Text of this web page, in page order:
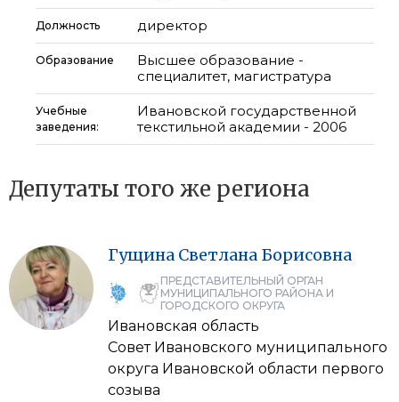
Должность директор
Образование
Высшее образование -
специалитет, магистратура
Учебные
заведения:
Ивановской государственной
текстильной академии - 2006
Депутаты того же региона
Гущина Светлана Борисовна
ПРЕДСТАВИТЕЛЬНЫЙ ОРГАН
МУНИЦИПАЛЬНОГО РАЙОНА И
ГОРОДСКОГО ОКРУГА
Ивановская область
Совет Ивановского муниципального
округа Ивановской области первого
созыва